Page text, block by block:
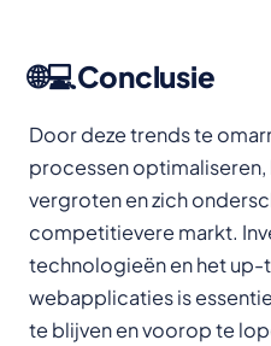
🌐💻Conclusie​
Door deze trends te
processen
vergroten en zich
competitievere markt.
technologieën en het
webapplicaties is
te blijven en voorop te